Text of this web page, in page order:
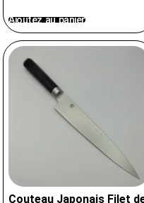
Ajoutez au panier
Couteau Japonais Filet